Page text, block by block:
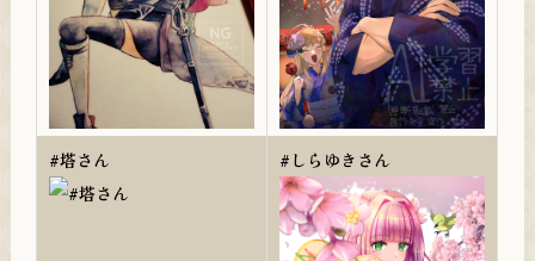
#塔さん #しらゆきさん